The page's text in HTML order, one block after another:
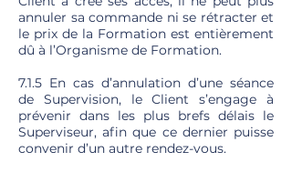
annuler sa commande ni se rétracter et
le prix de la Formation est entièrement
dû à l’Organisme de Formation.
7.1.5 En cas d’annulation d’une séance
de Supervision, le Client s’engage à
prévenir dans les plus brefs délais le
Superviseur, afin que ce dernier puisse
convenir d’un autre rendez-vous.